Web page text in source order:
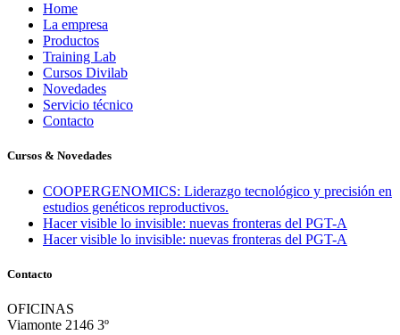
Home
La empresa
Productos
Training Lab
Cursos Divilab
Novedades
Servicio técnico
Contacto
Cursos & Novedades
COOPERGENOMICS: Liderazgo tecnológico y precisión en
estudios genéticos reproductivos.
Hacer visible lo invisible: nuevas fronteras del PGT-A
Hacer visible lo invisible: nuevas fronteras del PGT-A
Contacto
OFICINAS
Viamonte 2146 3º